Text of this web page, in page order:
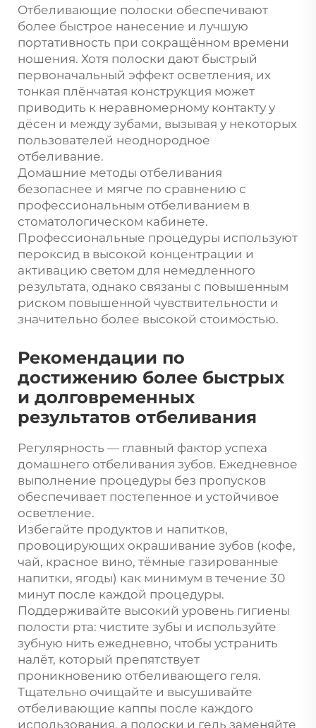
Отбеливающие полоски обеспечивают
более быстрое нанесение и лучшую
портативность при сокращённом времени
ношения. Хотя полоски дают быстрый
первоначальный эффект осветления, их
тонкая плёнчатая конструкция может
приводить к неравномерному контакту у
дёсен и между зубами, вызывая у некоторых
пользователей неоднородное
отбеливание.
Домашние методы отбеливания
безопаснее и мягче по сравнению с
профессиональным отбеливанием в
стоматологическом кабинете.
Профессиональные процедуры используют
пероксид в высокой концентрации и
активацию светом для немедленного
результата, однако связаны с повышенным
риском повышенной чувствительности и
значительно более высокой стоимостью.
Рекомендации по
достижению более быстрых
и долговременных
результатов отбеливания
Регулярность — главный фактор успеха
домашнего отбеливания зубов. Ежедневное
выполнение процедуры без пропусков
обеспечивает постепенное и устойчивое
осветление.
Избегайте продуктов и напитков,
провоцирующих окрашивание зубов (кофе,
чай, красное вино, тёмные газированные
напитки, ягоды) как минимум в течение 30
минут после каждой процедуры.
Поддерживайте высокий уровень гигиены
полости рта: чистите зубы и используйте
зубную нить ежедневно, чтобы устранить
налёт, который препятствует
проникновению отбеливающего геля.
Тщательно очищайте и высушивайте
отбеливающие каппы после каждого
использования, а полоски и гель заменяйте